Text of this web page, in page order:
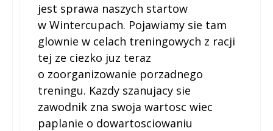
jest sprawa naszych startow
w Wintercupach. Pojawiamy sie tam
glownie w celach treningowych z racji
tej ze ciezko juz teraz
o zoorganizowanie porzadnego
treningu. Kazdy szanujacy sie
zawodnik zna swoja wartosc wiec
paplanie o dowartosciowaniu